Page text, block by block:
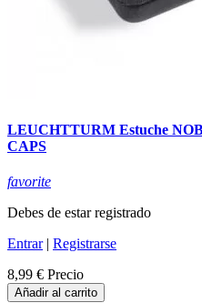
LEUCHTTURM Estuche
CAPS
favorite
Debes de estar registrado
Entrar| Registrarse
8,99 € Precio
Añadir al carrito